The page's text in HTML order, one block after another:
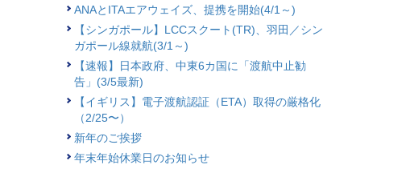
ANAとITAエアウェイズ、提携を開始(4/1～)
【シンガポール】LCCスクート(TR)、羽田／シン
ガポール線就航(3/1～)
【速報】日本政府、中東6カ国に「渡航中止勧
告」(3/5最新)
【イギリス】電子渡航認証（ETA）取得の厳格化
（2/25〜）
新年のご挨拶
年末年始休業日のお知らせ